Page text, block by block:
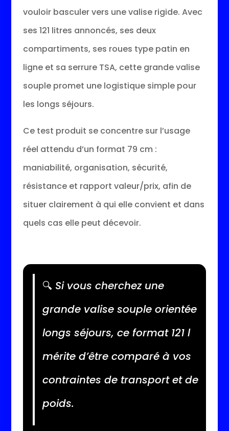
vouloir basculer vers une valise rigide. Avec
ses 121 litres annoncés, ses deux
compartiments, ses roues type patin en
ligne et sa serrure TSA, cette grande valise
souple promet une logistique simple pour
les longs séjours.
Ce test produit se concentre sur l’usage
réel attendu d’un format 79 cm :
maniabilité, organisation, sécurité,
résistance et rapport valeur/prix, afin de
situer clairement à qui elle convient et dans
quels cas elle peut décevoir.
🔍 Si vous cherchez une
grande valise souple orientée
longs séjours, ce format 121 l
mérite d’être comparé à vos
contraintes de transport et de
poids.